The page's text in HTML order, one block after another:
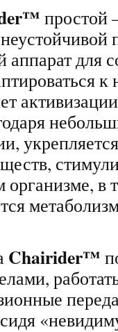
™ простой
для
в
Chairider™